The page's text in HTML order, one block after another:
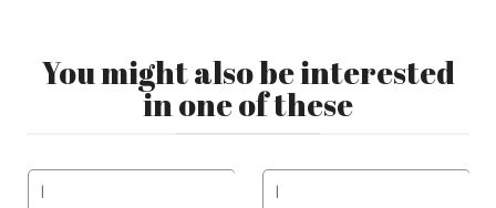
You might also be interested
in one of these
| |